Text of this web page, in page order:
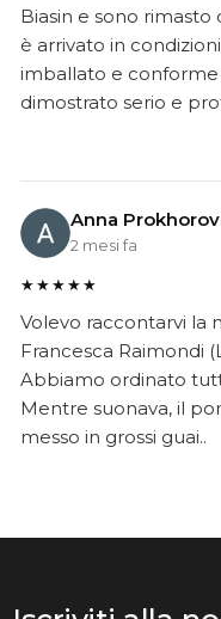
Biasin e sono rimasto
è arrivato in
imballato e conforme
dimostrato serio e
Anna
2 mesi fa
★★★★★
Volevo raccontarvi la
Francesca Raimondi
Abbiamo ordinato
Mentre suonava, il
messo in grossi guai..